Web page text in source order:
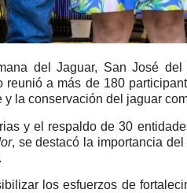
del Jaguar, San José
reunió a más de 180
la conservación del jaguar
y el respaldo de 30
, se destacó la importancia
los esfuerzos de